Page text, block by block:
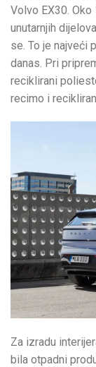
Volvo EX30.
unutarnjih
se. To je najveći
danas. Pri
reciklirani
recimo i
Za izradu
bila otpadni